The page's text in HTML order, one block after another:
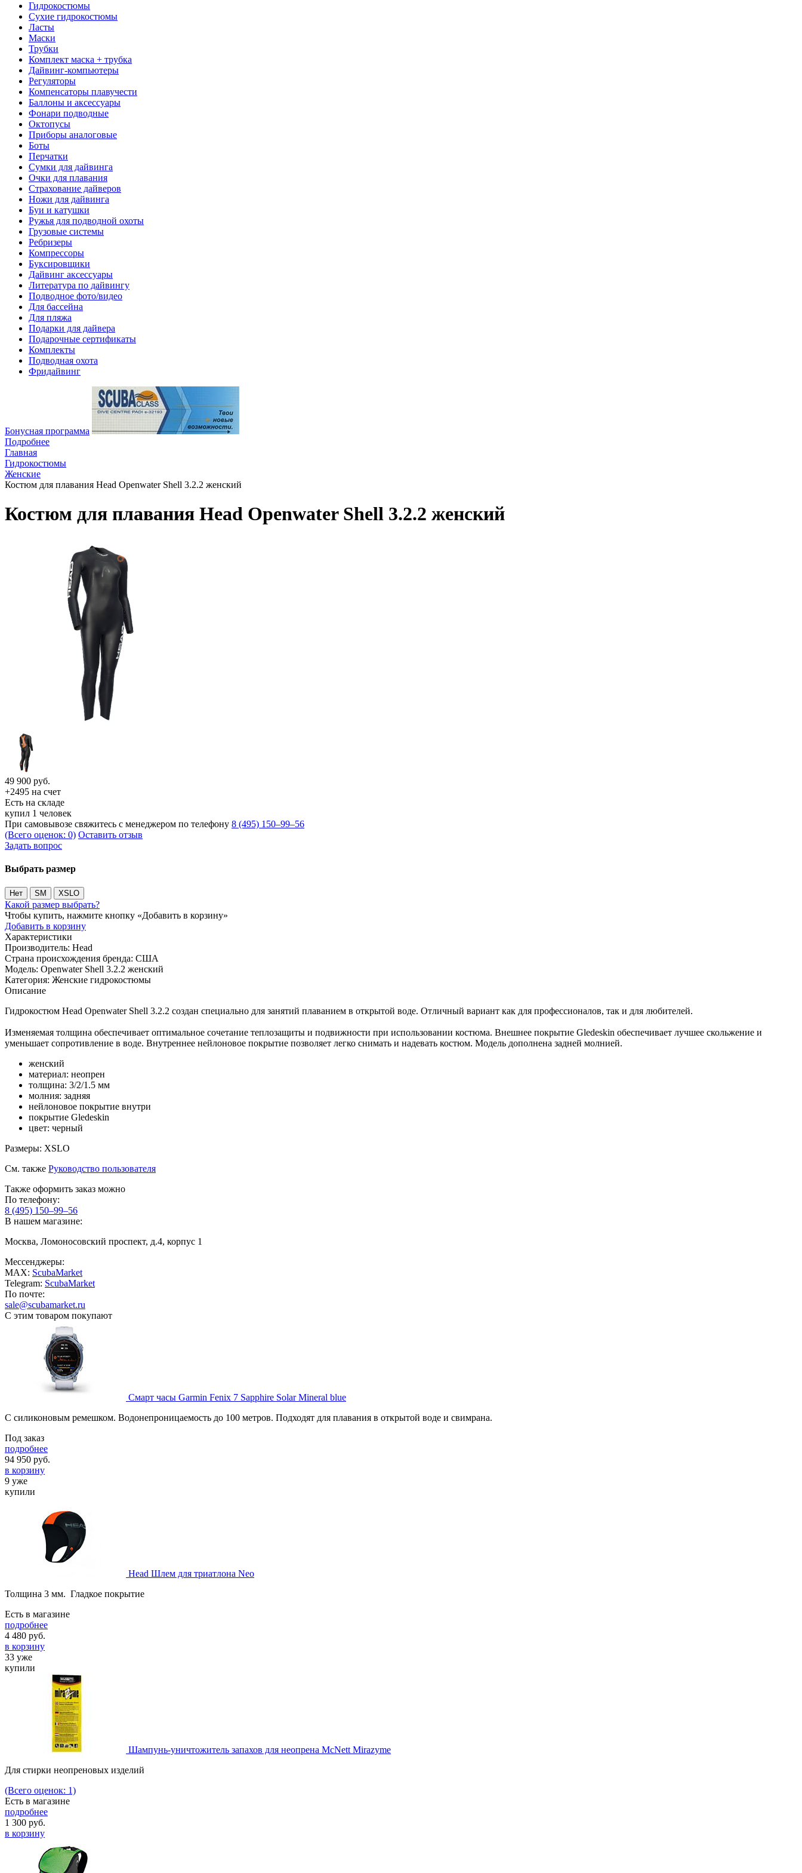
Гидрокостюмы
Сухие гидрокостюмы
Ласты
Маски
Трубки
Комплект маска + трубка
Дайвинг-компьютеры
Регуляторы
Компенсаторы плавучести
Баллоны и аксессуары
Фонари подводные
Октопусы
Приборы аналоговые
Боты
Перчатки
Сумки для дайвинга
Очки для плавания
Страхование дайверов
Ножи для дайвинга
Буи и катушки
Ружья для подводной охоты
Грузовые системы
Ребризеры
Компрессоры
Буксировщики
Дайвинг аксессуары
Литература по дайвингу
Подводное фото/видео
Для бассейна
Для пляжа
Подарки для дайвера
Подарочные сертификаты
Комплекты
Подводная охота
Фридайвинг
Бонусная программа
Подробнее
Главная
Гидрокостюмы
Женские
Костюм для плавания Head Openwater Shell 3.2.2 женский
Костюм для плавания Head Openwater Shell 3.2.2 женский
49 900 руб.
+2495 на счет
Есть на складе
купил 1 человек
При самовывозе свяжитесь с менеджером по телефону 8 (495) 150–99–56
(Всего оценок: 0) Оставить отзыв
Задать вопрос
Выбрать размер
Нет SM XSLO
Какой размер выбрать?
Чтобы купить, нажмите кнопку «Добавить в корзину»
Добавить в корзину
Характеристики
Производитель: Head
Страна происхождения бренда: США
Модель: Openwater Shell 3.2.2 женский
Категория: Женские гидрокостюмы
Описание
Гидрокостюм Head Openwater Shell 3.2.2 создан специально для занятий плаванием в открытой воде. Отличный вариант как для профессионалов, так и для любителей.
Изменяемая толщина обеспечивает оптимальное сочетание теплозащиты и подвижности при использовании костюма. Внешнее покрытие Gledeskin обеспечивает лучшее скольжение и
уменьшает сопротивление в воде. Внутреннее нейлоновое покрытие позволяет легко снимать и надевать костюм. Модель дополнена задней молнией.
женский
материал: неопрен
толщина: 3/2/1.5 мм
молния: задняя
нейлоновое покрытие внутри
покрытие Gledeskin
цвет: черный
Размеры: XSLO
См. также Руководство пользователя
Также оформить заказ можно
По телефону:
8 (495) 150–99–56
В нашем магазине:
Москва, Ломоносовский проспект, д.4, корпус 1
Мессенджеры:
MAX: ScubaMarket
Telegram: ScubaMarket
По почте:
sale@scubamarket.ru
С этим товаром покупают
Смарт часы Garmin Fenix 7 Sapphire Solar Mineral blue
С силиконовым ремешком. Водонепроницаемость до 100 метров. Подходят для плавания в открытой воде и свимрана.
Под заказ
подробнее
94 950 руб.
в корзину
9 уже
купили
Head Шлем для триатлона Neo
Толщина 3 мм. Гладкое покрытие
Есть в магазине
подробнее
4 480 руб.
в корзину
33 уже
купили
Шампунь-уничтожитель запахов для неопрена McNett Mirazyme
Для стирки неопреновых изделий
(Всего оценок: 1)
Есть в магазине
подробнее
1 300 руб.
в корзину